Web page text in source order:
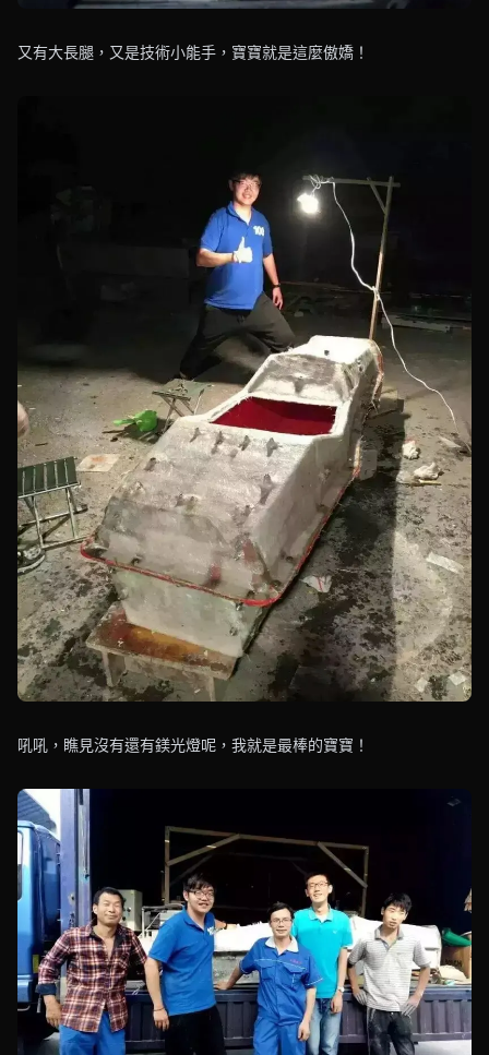
又有大長腿，又是技術小能手，寶寶就是這麼傲嬌！
吼吼，瞧見沒有還有鎂光燈呢，我就是最棒的寶寶！